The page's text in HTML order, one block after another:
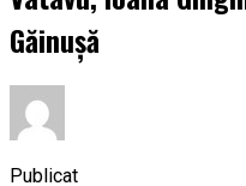
Găinușă
Publicat